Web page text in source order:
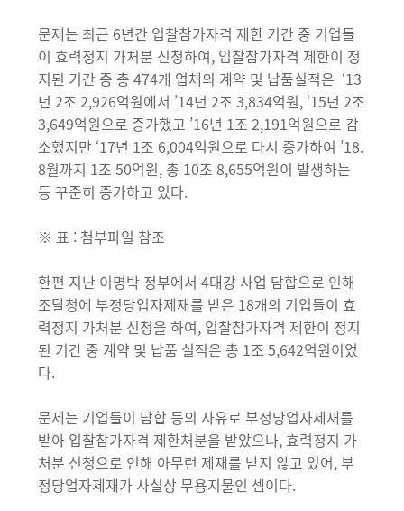
문제는 최근 6년간 입찰참가자격 제한 기간 중 기업들
이 효력정지 가처분 신청하여, 입찰참가자격 제한이 정
지된 기간 중 총 474개 업체의 계약 및 납품실적은 ‘13
년 2조 2,926억원에서 ’14년 2조 3,834억원, ‘15년 2조
3,649억원으로 증가했고 ’16년 1조 2,191억원으로 감
소했지만 ‘17년 1조 6,004억원으로 다시 증가하여 ’18.
8월까지 1조 50억원, 총 10조 8,655억원이 발생하는
등 꾸준히 증가하고 있다.
※ 표 : 첨부파일 참조
한편 지난 이명박 정부에서 4대강 사업 담합으로 인해
조달청에 부정당업자제재를 받은 18개의 기업들이 효
력정지 가처분 신청을 하여, 입찰참가자격 제한이 정지
된 기간 중 계약 및 납품 실적은 총 1조 5,642억원이었
다.
문제는 기업들이 담합 등의 사유로 부정당업자제재를
받아 입찰참가자격 제한처분을 받았으나, 효력정지 가
처분 신청으로 인해 아무런 제재를 받지 않고 있어, 부
정당업자제재가 사실상 무용지물인 셈이다.